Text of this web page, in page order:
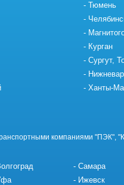
Тюмень
Курган
Сургут,
Ханты-
компаниями "ПЭК",
Самара
Ижевск